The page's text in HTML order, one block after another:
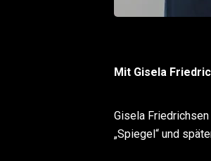
Mit Gisela
Gisela
„Spiegel“ und